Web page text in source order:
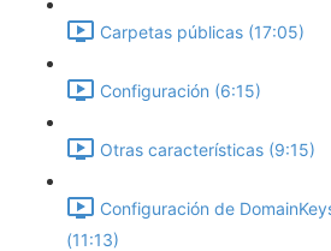
Carpetas públicas (17:05)
Configuración (6:15)
Otras características (9:15)
Configuración de
(11:13)